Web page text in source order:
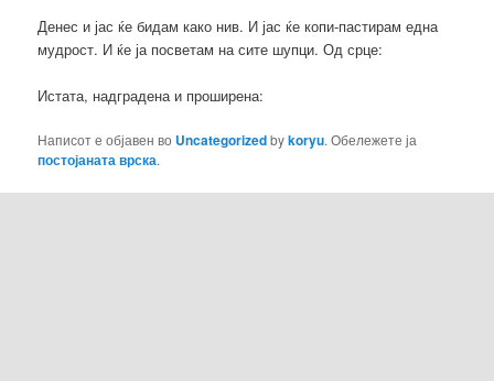
Денес и јас ќе бидам како нив. И јас ќе копи-пастирам една
мудрост. И ќе ја посветам на сите шупци. Од срце:
Истата, надградена и проширена:
Написот е објавен во Uncategorizedbykoryu. Обележете ја
постојаната врска.